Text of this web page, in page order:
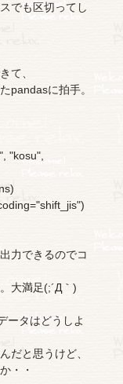
でも区切ってし
て、
pandasに拍手。
"kosu",
力できるのでコ
大満足(;´Д｀)
ータはどうしよ
だと思うけど、
・・